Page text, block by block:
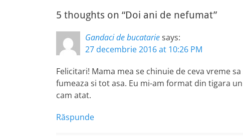
articole
5 thoughts on “Doi ani de nefumat”
Gandaci de bucatariesays:
27 decembrie 2016 at 10:26 PM
Felicitari! Mama mea se chinuie de ceva vreme
fumeaza si tot asa. Eu mi-am format din tigara
cam atat.
Răspunde